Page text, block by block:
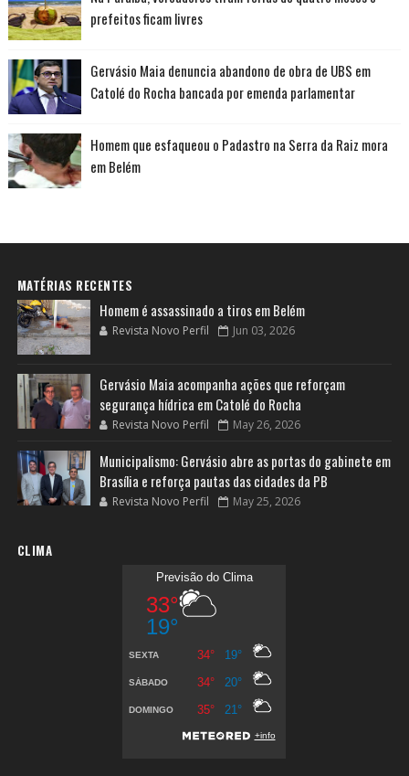
prefeitos ficam livres
Gervásio Maia denuncia abandono de obra de UBS em
Catolé do Rocha bancada por emenda parlamentar
Homem que esfaqueou o Padastro na Serra da Raiz mora
em Belém
MATÉRIAS RECENTES
Homem é assassinado a tiros em Belém
Revista Novo Perfil Jun 03, 2026
Gervásio Maia acompanha ações que reforçam
segurança hídrica em Catolé do Rocha
Revista Novo Perfil May 26, 2026
Municipalismo: Gervásio abre as portas do gabinete em
Brasília e reforça pautas das cidades da PB
Revista Novo Perfil May 25, 2026
CLIMA